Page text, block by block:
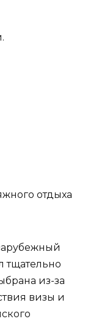
отдыха
тщательно
из-за
визы и